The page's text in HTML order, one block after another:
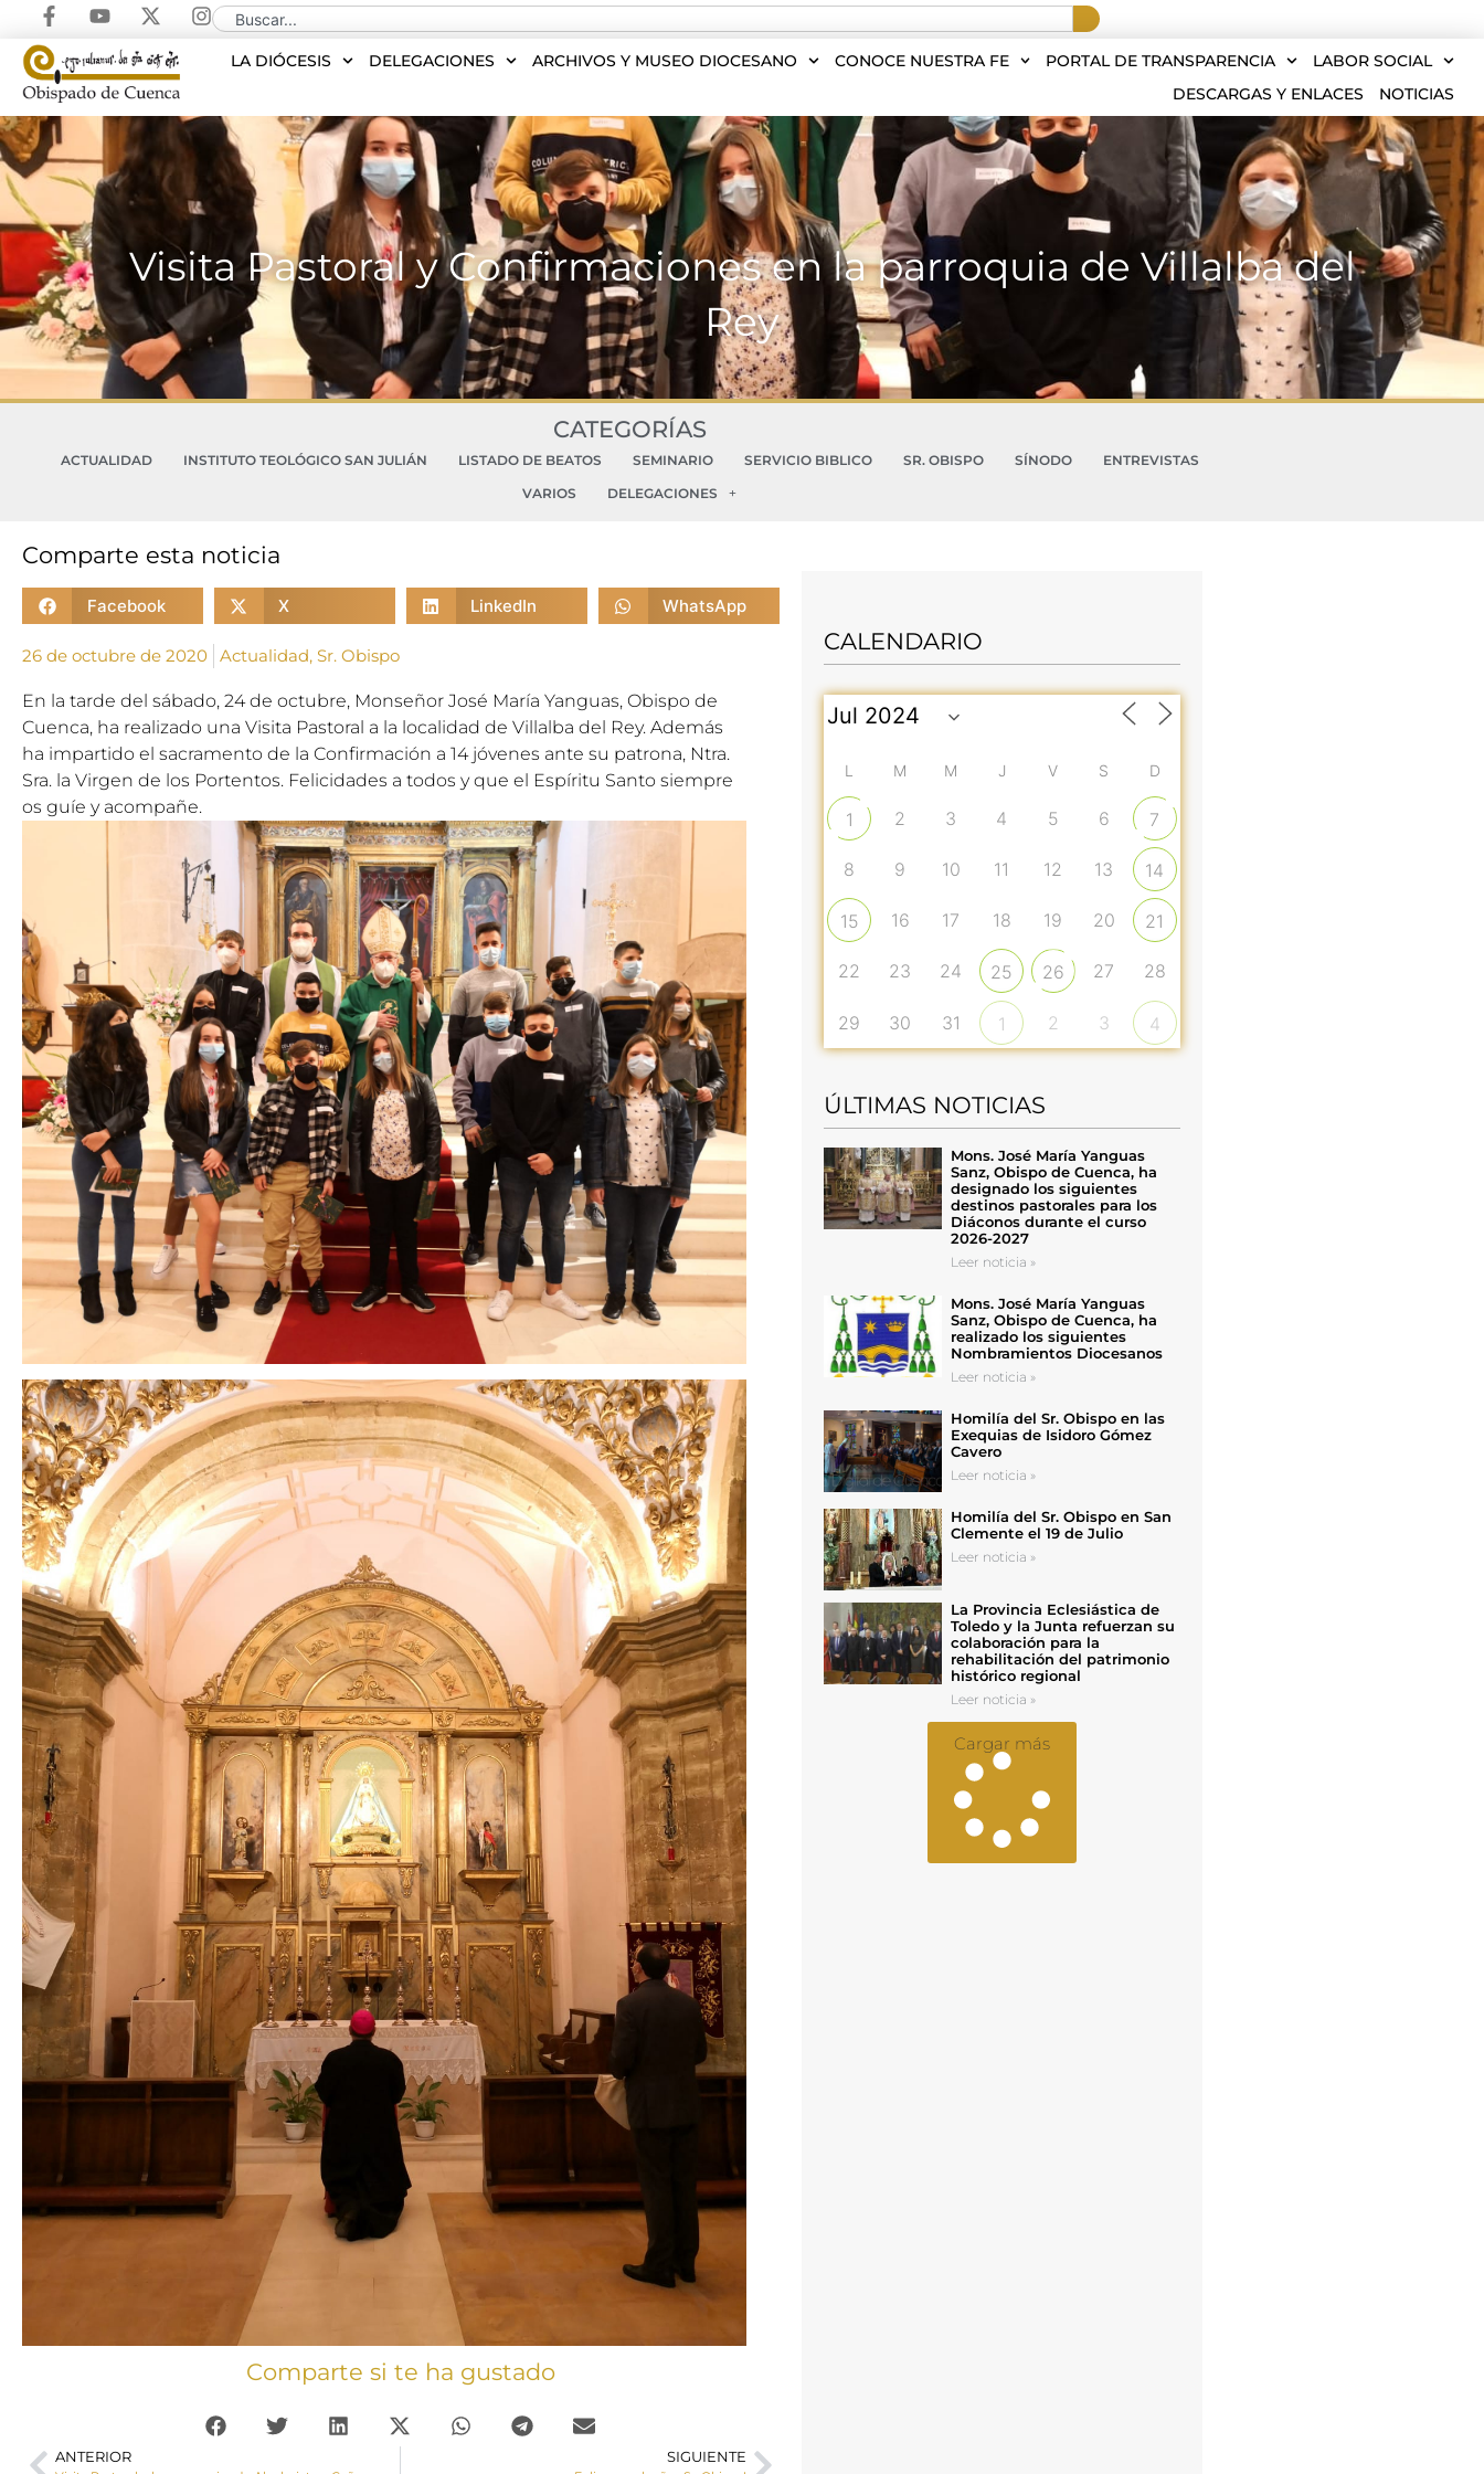
LA DIÓCESIS DELEGACIONES ARCHIVOS Y MUSEO DIOCESANO CONOCE NUESTRA FE PORTAL DE TRANSPARENCIA
LABOR SOCIAL
DESCARGAS Y ENLACES
NOTICIAS
Visita Pastoral y Confirmaciones en la parroquia de Villalba del
Rey
CATEGORÍAS
ACTUALIDAD INSTITUTO TEOLÓGICO SAN JULIÁN LISTADO DE BEATOS SEMINARIO SERVICIO BIBLICO SR. OBISPO SÍNODO
ENTREVISTAS
VARIOS
DELEGACIONES
Comparte esta noticia
Facebook X LinkedIn WhatsApp
26 de octubre de 2020 Actualidad, Sr. Obispo
En la tarde del sábado, 24 de octubre, Monseñor José María Yanguas, Obispo de
Cuenca, ha realizado una Visita Pastoral a la localidad de Villalba del Rey. Además
ha impartido el sacramento de la Confirmación a 14 jóvenes ante su patrona, Ntra.
Sra. la Virgen de los Portentos. Felicidades a todos y que el Espíritu Santo siempre
os guíe y acompañe.
Comparte si te ha gustado
ANTERIOR SIGUIENTE
CALENDARIO
L M M J V S D
1 2 3 4 5 6 7
8 9 10 11 12 13 14
15 16 17 18 19 20 21
22 23 24 25 26 27 28
29 30 31 1 2 3 4
ÚLTIMAS NOTICIAS
Mons. José María Yanguas
Sanz, Obispo de Cuenca, ha
designado los siguientes
destinos pastorales para los
Diáconos durante el curso
2026-2027
Leer noticia »
Mons. José María Yanguas
Sanz, Obispo de Cuenca, ha
realizado los siguientes
Nombramientos Diocesanos
Leer noticia »
Homilía del Sr. Obispo en las
Exequias de Isidoro Gómez
Cavero
Leer noticia »
Homilía del Sr. Obispo en San
Clemente el 19 de Julio
Leer noticia »
La Provincia Eclesiástica de
Toledo y la Junta refuerzan su
colaboración para la
rehabilitación del patrimonio
histórico regional
Leer noticia »
Cargar más